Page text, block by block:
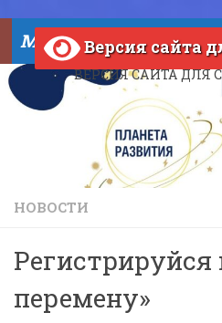
Skip to content
ВЕРСИЯ САЙТА
Версия сайта
НОВОСТИ
перемену»